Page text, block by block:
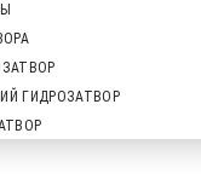
ГИДРОЗАТВОР